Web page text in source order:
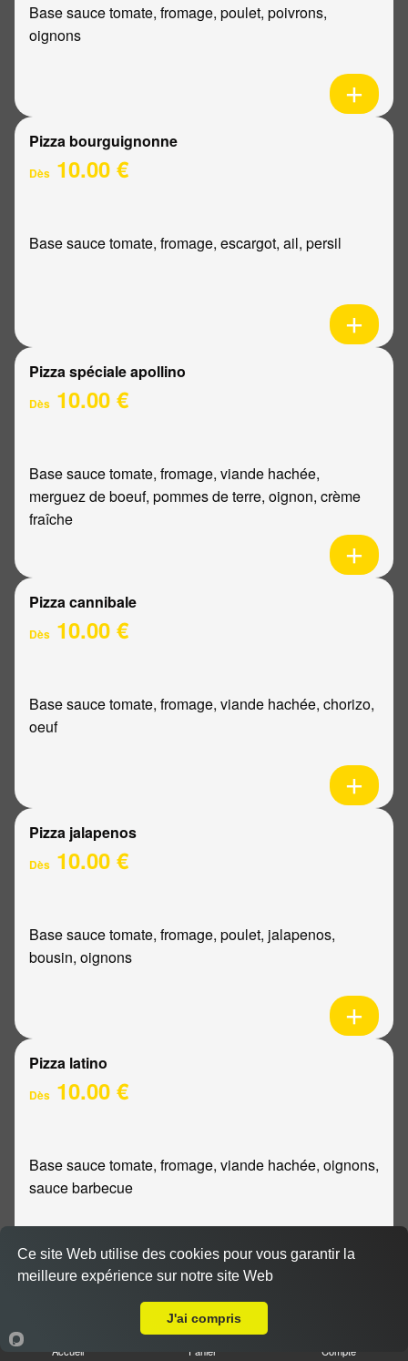
Base sauce tomate, fromage, poulet, poivrons,
oignons
Pizza bourguignonne
Dès 10.00 €
Base sauce tomate, fromage, escargot, ail, persil
Pizza spéciale apollino
Dès 10.00 €
Base sauce tomate, fromage, viande hachée,
merguez de boeuf, pommes de terre, oignon, crème
fraîche
Pizza cannibale
Dès 10.00 €
Base sauce tomate, fromage, viande hachée, chorizo,
oeuf
Pizza jalapenos
Dès 10.00 €
Base sauce tomate, fromage, poulet, jalapenos,
bousin, oignons
Pizza latino
Dès 10.00 €
Base sauce tomate, fromage, viande hachée, oignons,
sauce barbecue
Accueil Panier Compte
Ce site Web utilise des cookies pour vous garantir la
meilleure expérience sur notre site Web
J'ai compris